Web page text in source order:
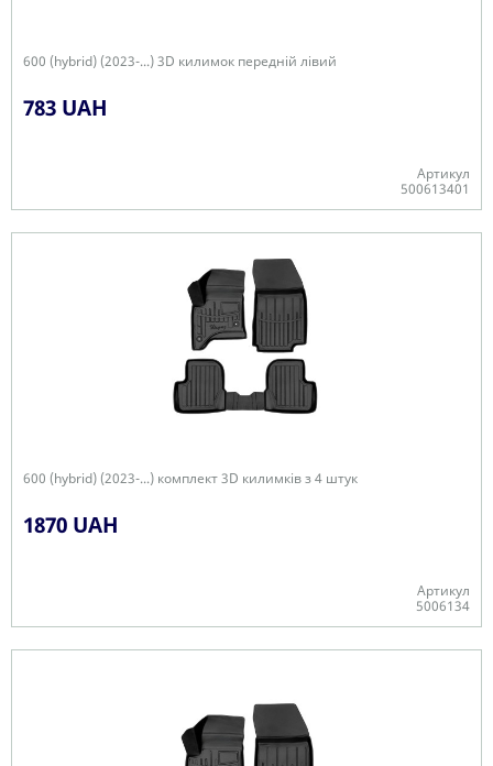
600 (hybrid) (2023-...) 3D килимок передній лівий
783 UAH
Артикул
500613401
600 (hybrid) (2023-...) комплект 3D килимків з 4 штук
1870 UAH
Артикул
5006134